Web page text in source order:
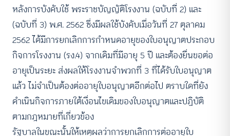
หลังการบังคับใช้ พระราชบัญญัติโรงงาน (ฉบับที่ 2) และ
(ฉบับที่ 3) พ.ศ. 2562 ซึ่งมีผลใช้บังคับเมื่อวันที่ 27 ตุลาคม
2562 ได้มีการยกเลิกการกำหนดอายุของใบอนุญาตประกอบ
กิจการโรงงาน (รง.4) จากเดิมที่มีอายุ 5 ปี และต้องยื่นขอต่อ
อายุเป็นระยะ ส่งผลให้โรงงานจำพวกที่ 3 ที่ได้รับใบอนุญาต
แล้ว ไม่จำเป็นต้องต่ออายุใบอนุญาตอีกต่อไป ตราบใดที่ยัง
ดำเนินกิจการภายใต้เงื่อนไขเดิมของใบอนุญาตและปฏิบัติ
ตามกฎหมายที่เกี่ยวข้อง
รัฐบาลในขณะนั้นให้เหตุผลว่าการยกเลิกการต่ออายุใบ